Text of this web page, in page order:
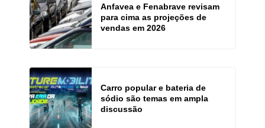
Anfavea e Fenabrave revisam
para cima as projeções de
vendas em 2026
Carro popular e bateria de
sódio são temas em ampla
discussão